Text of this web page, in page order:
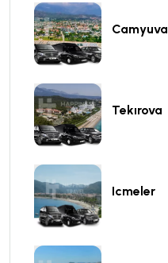
Camyuva
Tekırova
Icmeler